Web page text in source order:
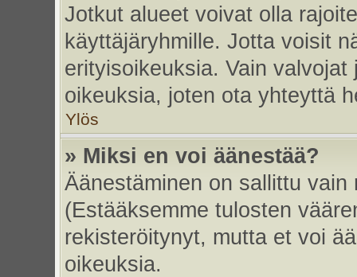
Jotkut alueet voivat olla
käyttäjäryhmille. Jotta voisit
erityisoikeuksia. Vain
oikeuksia, joten ota yhteyttä
Ylös
» Miksi en voi äänestää?
Äänestäminen on sallittu
(Estääksemme tulosten
rekisteröitynyt, mutta et voi
oikeuksia.